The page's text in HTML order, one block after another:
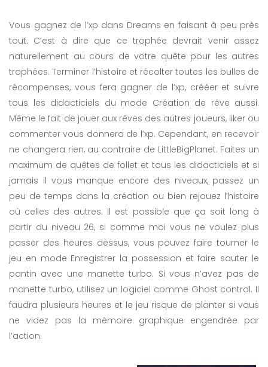
Vous gagnez de l’xp dans Dreams en faisant à peu près
tout. C’est à dire que ce trophée devrait venir assez
naturellement au cours de votre quête pour les autres
trophées. Terminer l’histoire et récolter toutes les bulles de
récompenses, vous fera gagner de l’xp, crééer et suivre
tous les didacticiels du mode Création de rêve aussi.
Même le fait de jouer aux rêves des autres joueurs, liker ou
commenter vous donnera de l’xp. Cependant, en recevoir
ne changera rien, au contraire de LittleBigPlanet. Faites un
maximum de quêtes de follet et tous les didacticiels et si
jamais il vous manque encore des niveaux, passez un
peu de temps dans la création ou bien rejouez l’histoire
où celles des autres. Il est possible que ça soit long à
partir du niveau 26, si comme moi vous ne voulez plus
passer des heures dessus, vous pouvez faire tourner le
jeu en mode Enregistrer la possession et faire sauter le
pantin avec une manette turbo. Si vous n’avez pas de
manette turbo, utilisez un logiciel comme Ghost control. Il
faudra plusieurs heures et le jeu risque de planter si vous
ne videz pas la mémoire graphique engendrée par
l’action.